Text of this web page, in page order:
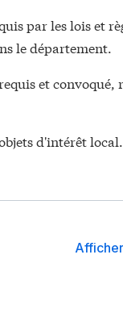
par les lois et
le département.
et convoqué,
d'intérêt local.